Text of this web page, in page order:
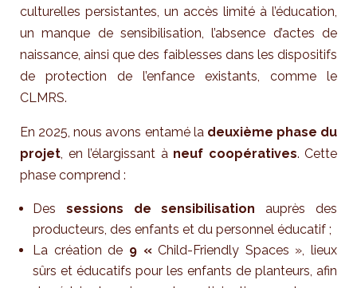
culturelles persistantes, un accès limité à l’éducation,
un manque de sensibilisation, l’absence d’actes de
naissance, ainsi que des faiblesses dans les dispositifs
de protection de l’enfance existants, comme le
CLMRS.
En 2025, nous avons entamé la deuxième phase du
projet, en l’élargissant à neuf coopératives. Cette
phase comprend :
Des sessions de sensibilisation auprès des
producteurs, des enfants et du personnel éducatif ;
La création de 9 «Child-Friendly Spaces », lieux
sûrs et éducatifs pour les enfants de planteurs, afin